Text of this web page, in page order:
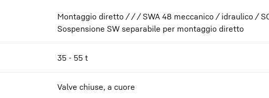
Montaggio diretto / / / SWA 48 meccanico / idraulico /
Sospensione SW separabile per montaggio diretto
35 - 55 t
Valve chiuse, a cuore